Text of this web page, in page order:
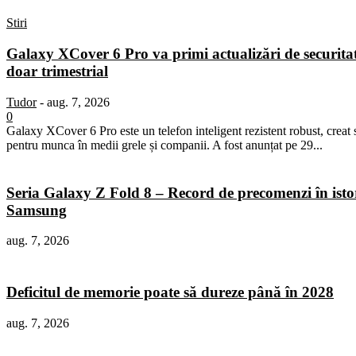
Stiri
Galaxy XCover 6 Pro va primi actualizări de
doar trimestrial
Tudor - aug. 7, 2026
0
Galaxy XCover 6 Pro este un telefon inteligent rezistent robust, creat
pentru munca în medii grele și companii. A fost anunțat pe 29...
Seria Galaxy Z Fold 8 – Record de precomenzi în
Samsung
aug. 7, 2026
Deficitul de memorie poate să dureze până în 2028
aug. 7, 2026